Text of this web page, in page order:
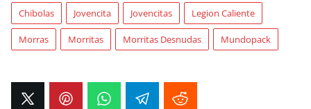
Chibolas Jovencita Jovencitas Legion Caliente
Morras Morritas Morritas Desnudas Mundopack